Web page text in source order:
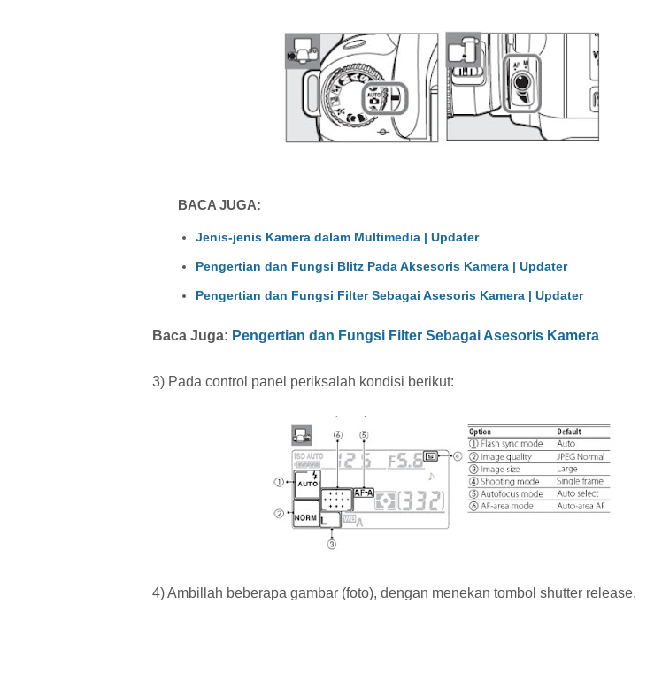
BACA JUGA:
Jenis-jenis Kamera dalam Multimedia | Updater
Pengertian dan Fungsi Blitz Pada Aksesoris Kamera | Updater
Pengertian dan Fungsi Filter Sebagai Asesoris Kamera | Updater
Baca Juga: Pengertian dan Fungsi Filter Sebagai Asesoris Kamera
3) Pada control panel periksalah kondisi berikut:
4) Ambillah beberapa gambar (foto), dengan menekan tombol shutter release.